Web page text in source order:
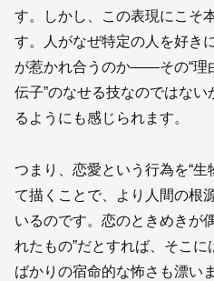
す。しかし、この表現にこそ
す。人がなぜ特定の人を好き
が惹かれ合うのか――その“理
伝子”のなせる技なのではな
るようにも感じられます。
つまり、恋愛という行為を“生
て描くことで、より人間の根
いるのです。恋のときめきが
れたもの”だとすれば、そこ
ばかりの宿命的な怖さも漂いま